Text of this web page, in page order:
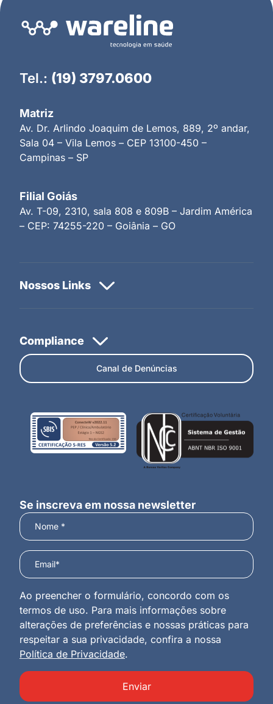
Tel.: (19) 3797.0600
Matriz
Av. Dr. Arlindo Joaquim de Lemos, 889, 2º andar,
Sala 04 – Vila Lemos – CEP 13100-450 –
Campinas – SP
Filial Goiás
Av. T-09, 2310, sala 808 e 809B – Jardim América
– CEP: 74255-220 – Goiânia – GO
Canal de Denúncias
Se inscreva em nossa newsletter
Ao preencher o formulário, concordo com os
termos de uso. Para mais informações sobre
alterações de preferências e nossas práticas para
respeitar a sua privacidade, confira a nossa
Política de Privacidade.
Enviar